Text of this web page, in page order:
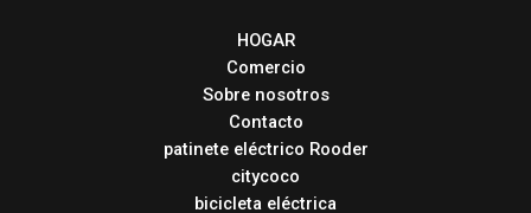
HOGAR
Comercio
Sobre nosotros
Contacto
patinete eléctrico Rooder
citycoco
bicicleta eléctrica